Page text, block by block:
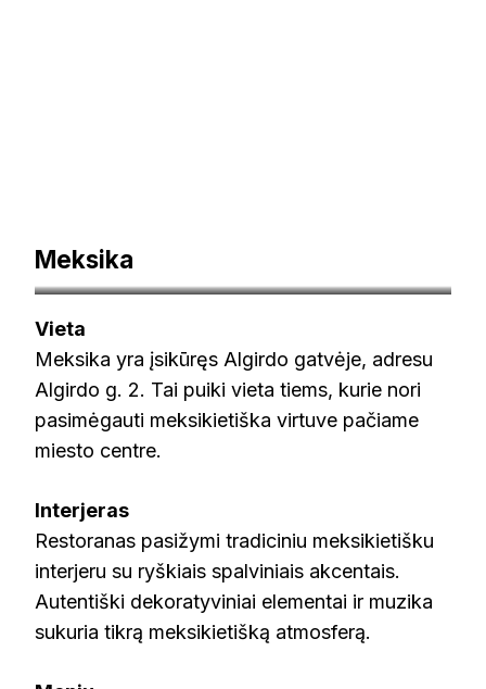
Meksika
Vieta
Meksika yra įsikūręs Algirdo gatvėje, adresu
Algirdo g. 2. Tai puiki vieta tiems, kurie nori
pasimėgauti meksikietiška virtuve pačiame
miesto centre.
Interjeras
Restoranas pasižymi tradiciniu meksikietišku
interjeru su ryškiais spalviniais akcentais.
Autentiški dekoratyviniai elementai ir muzika
sukuria tikrą meksikietišką atmosferą.